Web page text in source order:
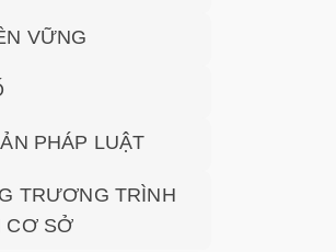
VỮNG
PHÁP LUẬT
TRƯƠNG TRÌNH
CƠ SỞ